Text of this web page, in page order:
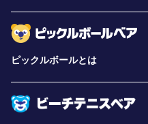
ピックルボールとは